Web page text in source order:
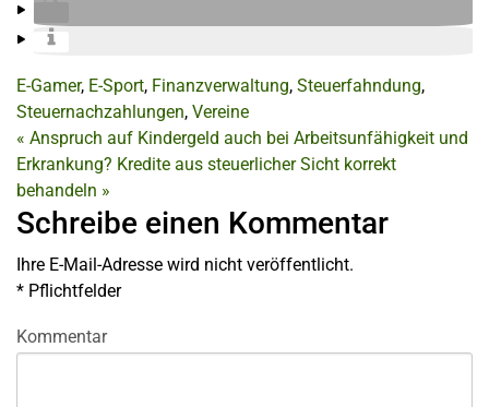
E-Gamer, E-Sport, Finanzverwaltung, Steuerfahndung,
Steuernachzahlungen, Vereine
« Anspruch auf Kindergeld auch bei Arbeitsunfähigkeit und
Erkrankung? Kredite aus steuerlicher Sicht korrekt
behandeln »
Schreibe einen Kommentar
Ihre E-Mail-Adresse wird nicht veröffentlicht.
* Pflichtfelder
Kommentar